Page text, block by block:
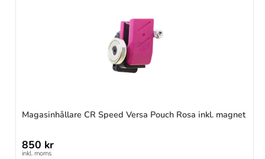
Magasinhållare CR Speed Versa Pouch Rosa inkl. magnet
850 kr
inkl. moms